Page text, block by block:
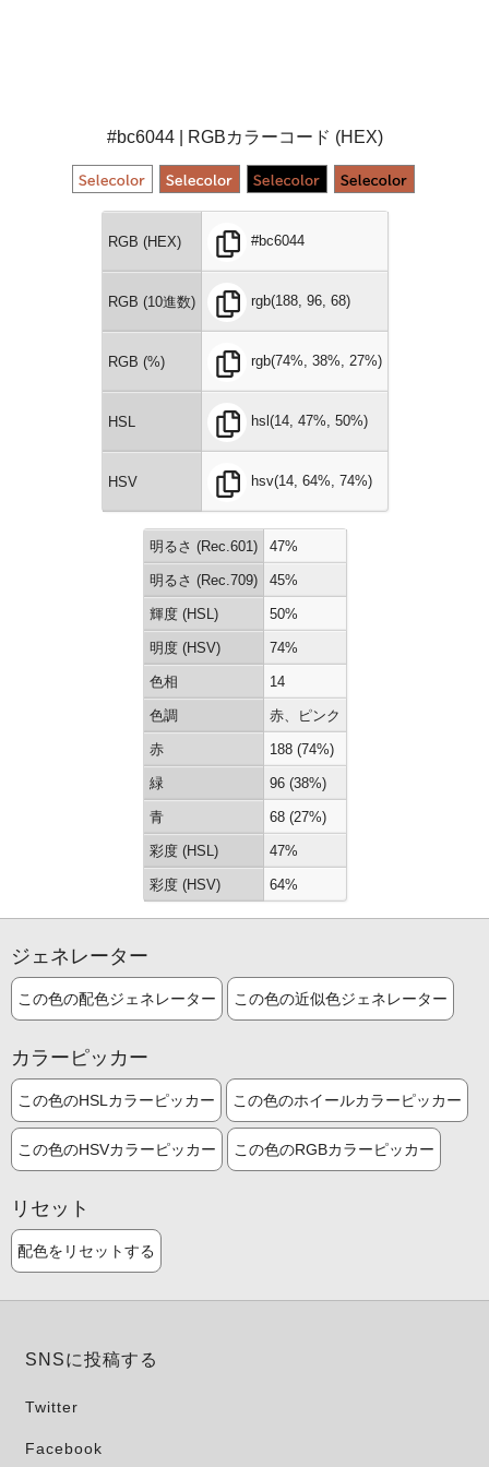
#bc6044 | RGBカラーコード (HEX)
RGB (HEX) #bc6044
RGB (10進数) rgb(188, 96, 68)
RGB (%) rgb(74%, 38%, 27%)
HSL hsl(14, 47%, 50%)
HSV hsv(14, 64%, 74%)
明るさ (Rec.601) 47%
明るさ (Rec.709) 45%
輝度 (HSL) 50%
明度 (HSV) 74%
色相 14
色調 赤、ピンク
赤 188 (74%)
緑 96 (38%)
青 68 (27%)
彩度 (HSL) 47%
彩度 (HSV) 64%
ジェネレーター
この色の配色ジェネレーター この色の近似色ジェネレーター
カラーピッカー
この色のHSLカラーピッカー この色のホイールカラーピッカー
この色のHSVカラーピッカー この色のRGBカラーピッカー
リセット
配色をリセットする
SNSに投稿する
Twitter
Facebook